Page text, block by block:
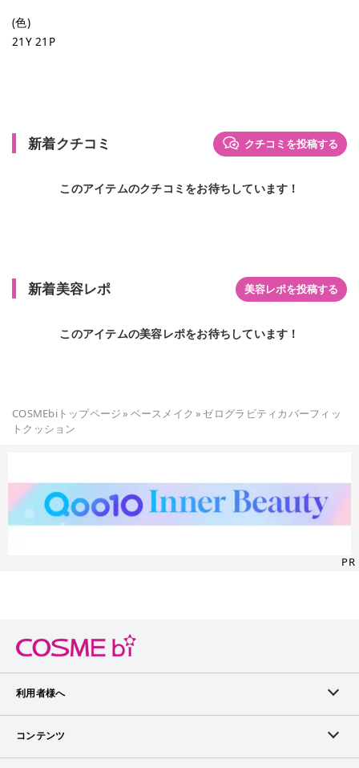
(色)
21Y 21P
新着クチコミ クチコミを投稿する
このアイテムのクチコミをお待ちしています！
新着美容レポ 美容レポを投稿する
このアイテムの美容レポをお待ちしています！
COSMEbiトップページ» ベースメイク » ゼログラビティカバーフィッ
トクッション
PR
利用者様へ
メンバーログイン
コンテンツ